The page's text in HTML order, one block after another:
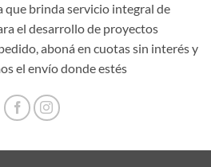
que brinda servicio integral de
el desarrollo de proyectos
aboná en cuotas sin interés y
el envío donde estés